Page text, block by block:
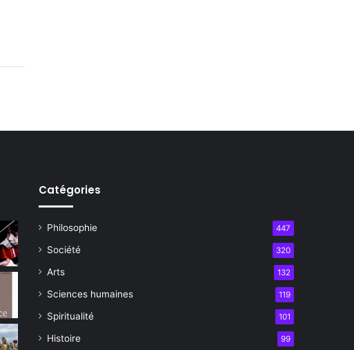
Catégories
Philosophie 447
Société 320
Arts 132
Sciences humaines 119
Spiritualité 101
Histoire 99